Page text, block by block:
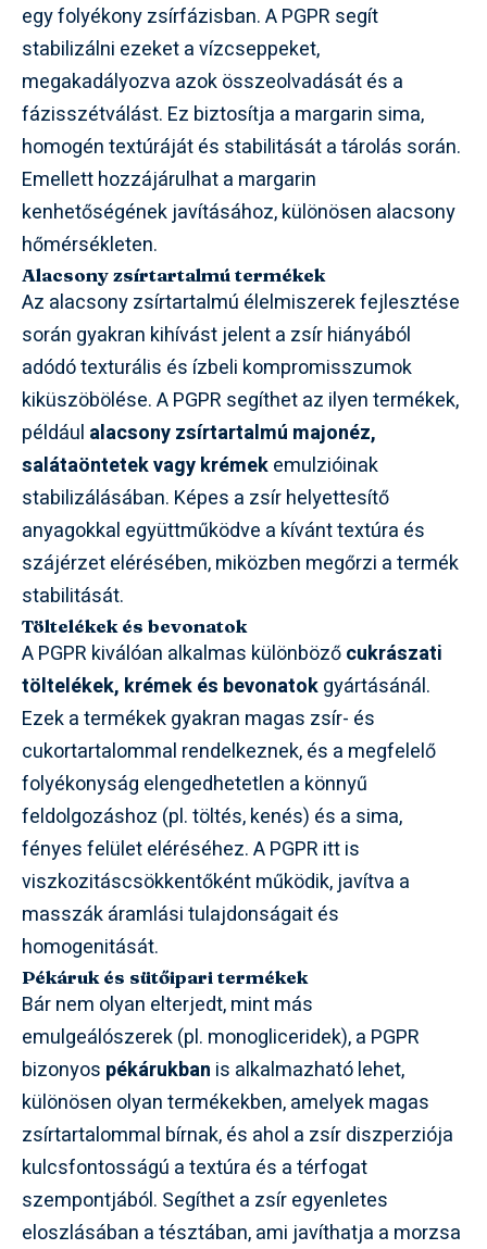
egy folyékony zsírfázisban. A PGPR segít
stabilizálni ezeket a vízcseppeket,
megakadályozva azok összeolvadását és a
fázisszétválást. Ez biztosítja a margarin sima,
homogén textúráját és stabilitását a tárolás során.
Emellett hozzájárulhat a margarin
kenhetőségének javításához, különösen alacsony
hőmérsékleten.
Alacsony zsírtartalmú termékek
Az alacsony zsírtartalmú élelmiszerek fejlesztése
során gyakran kihívást jelent a zsír hiányából
adódó texturális és ízbeli kompromisszumok
kiküszöbölése. A PGPR segíthet az ilyen termékek,
például alacsony zsírtartalmú majonéz,
salátaöntetek vagy krémekemulzióinak
stabilizálásában. Képes a zsír helyettesítő
anyagokkal együttműködve a kívánt textúra és
szájérzet elérésében, miközben megőrzi a termék
stabilitását.
Töltelékek és bevonatok
A PGPR kiválóan alkalmas különbözőcukrászati
töltelékek, krémek és bevonatokgyártásánál.
Ezek a termékek gyakran magas zsír- és
cukortartalommal rendelkeznek, és a megfelelő
folyékonyság elengedhetetlen a könnyű
feldolgozáshoz (pl. töltés, kenés) és a sima,
fényes felület eléréséhez. A PGPR itt is
viszkozitáscsökkentőként működik, javítva a
masszák áramlási tulajdonságait és
homogenitását.
Pékáruk és sütőipari termékek
Bár nem olyan elterjedt, mint más
emulgeálószerek (pl. monogliceridek), a PGPR
bizonyos pékárukban is alkalmazható lehet,
különösen olyan termékekben, amelyek magas
zsírtartalommal bírnak, és ahol a zsír diszperziója
kulcsfontosságú a textúra és a térfogat
szempontjából. Segíthet a zsír egyenletes
eloszlásában a tésztában, ami javíthatja a morzsa